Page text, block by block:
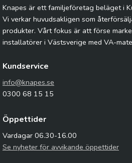
Knapes är ett familjeföretag beläget i
Vi verkar huvudsakligen som
produkter. Vårt fokus är att förse
installatörer i Västsverige med VA-
Kundservice
info@knapes.se
0300 68 15 15
Öppettider
Vardagar 06.30-16.00
Se nyheter för avvikande öppettider